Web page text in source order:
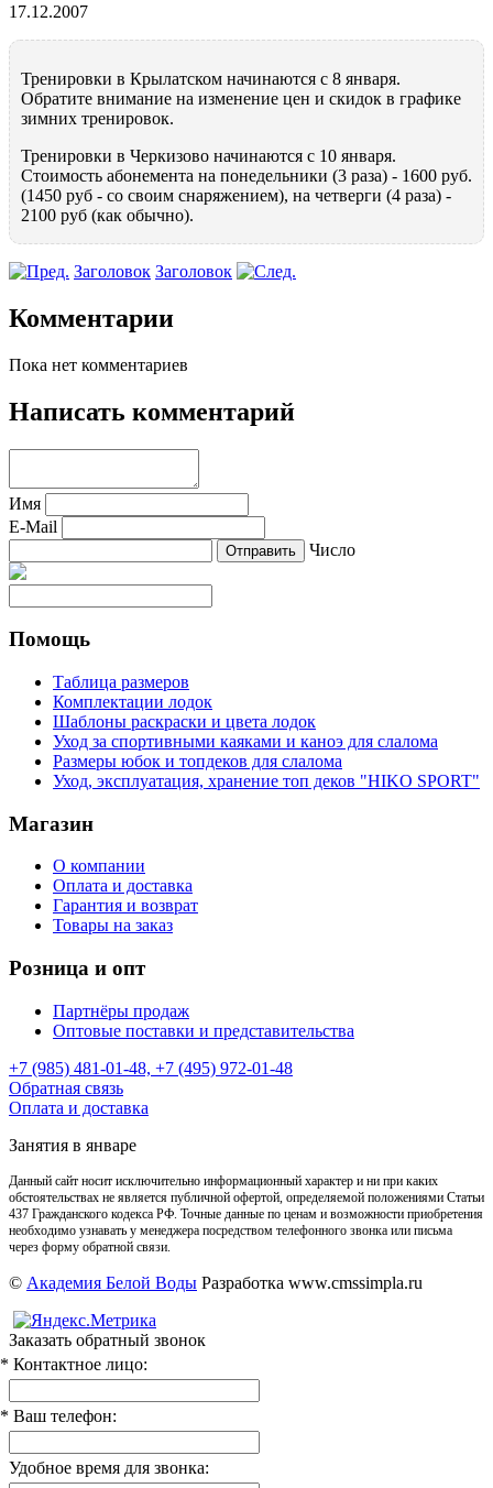
17.12.2007
Тренировки в Крылатском начинаются с 8 января.
Обратите внимание на изменение цен и скидок в графике
зимних тренировок.
Тренировки в Черкизово начинаются с 10 января.
Стоимость абонемента на понедельники (3 раза) - 1600 руб.
(1450 руб - со своим снаряжением), на четверги (4 раза) -
2100 руб (как обычно).
Заголовок Заголовок
Комментарии
Пока нет комментариев
Написать комментарий
Имя
E-Mail
Число
Помощь
Таблица размеров
Комплектации лодок
Шаблоны раскраски и цвета лодок
Уход за спортивными каяками и каноэ для слалома
Размеры юбок и топдеков для слалома
Уход, эксплуатация, хранение топ деков "HIKO SPORT"
Магазин
О компании
Оплата и доставка
Гарантия и возврат
Товары на заказ
Розница и опт
Партнёры продаж
Оптовые поставки и представительства
+7 (985) 481-01-48, +7 (495) 972-01-48
Обратная связь
Оплата и доставка
Занятия в январе
Данный сайт носит исключительно информационный характер и ни при каких
обстоятельствах не является публичной офертой, определяемой положениями Статьи
437 Гражданского кодекса РФ. Точные данные по ценам и возможности приобретения
необходимо узнавать у менеджера посредством телефонного звонка или письма
через форму обратной связи.
© Академия Белой Воды Разработка www.cmssimpla.ru
Заказать обратный звонок
* Контактное лицо:
* Ваш телефон:
Удобное время для звонка: